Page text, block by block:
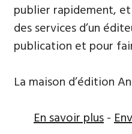
publier rapidement,
des services d’un
publication et pour
La maison d’édition
En savoir plus-